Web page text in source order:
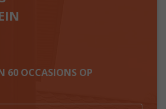
60 OCCASIONS OP